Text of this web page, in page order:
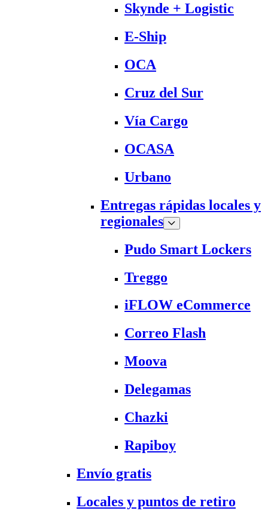
Skynde + Logistic
E-Ship
OCA
Cruz del Sur
Vía Cargo
OCASA
Urbano
Entregas rápidas locales y
regionales
Pudo Smart Lockers
Treggo
iFLOW eCommerce
Correo Flash
Moova
Delegamas
Chazki
Rapiboy
Envío gratis
Locales y puntos de retiro